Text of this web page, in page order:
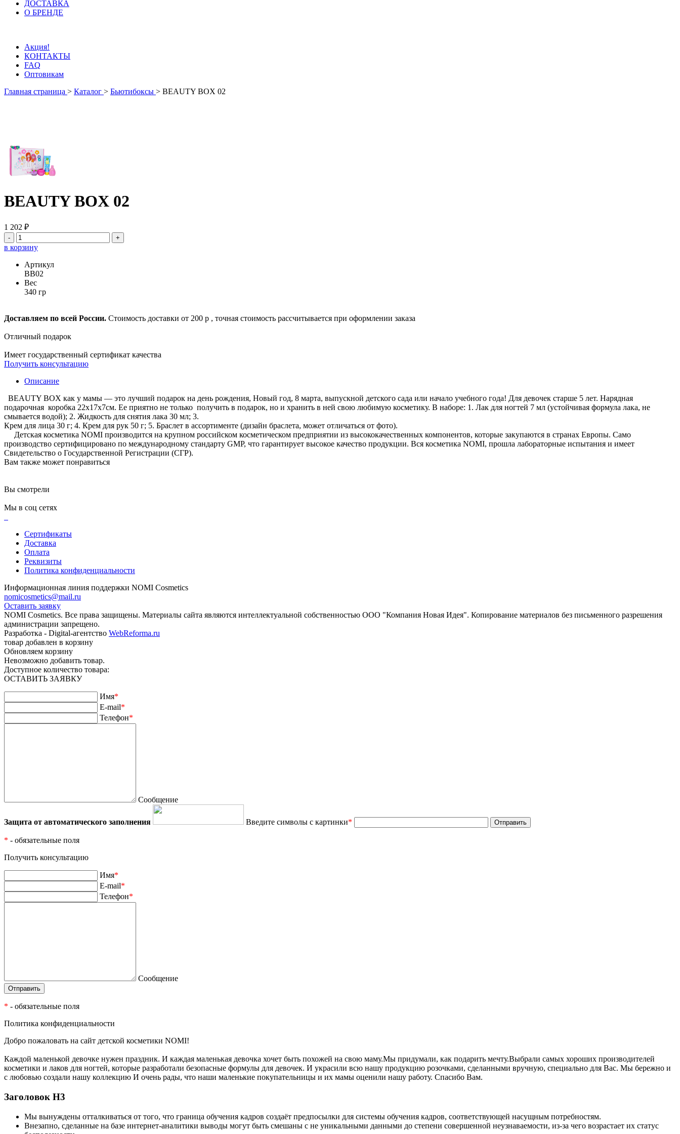
ДОСТАВКА
О БРЕНДЕ
Акция!
КОНТАКТЫ
FAQ
Оптовикам
Главная страница > Каталог > Бьютибоксы > BEAUTY BOX 02
BEAUTY BOX 02
1 202 ₽
- +
в корзину
Артикул
BB02
Вес
340 гр
Доставляем по всей России. Стоимость доставки от 200 р , точная стоимость рассчитывается при оформлении заказа
Отличный подарок
Имеет государственный сертификат качества
Получить консультацию
Описание
BEAUTY BOX как у мамы — это лучший подарок на день рождения, Новый год, 8 марта, выпускной детского сада или начало учебного года! Для девочек старше 5 лет. Нарядная
подарочная коробка 22х17х7см. Ее приятно не только получить в подарок, но и хранить в ней свою любимую косметику. В наборе: 1. Лак для ногтей 7 мл (устойчивая формула лака, не
смывается водой); 2. Жидкость для снятия лака 30 мл; 3.
Крем для лица 30 г; 4. Крем для рук 50 г; 5. Браслет в ассортименте (дизайн браслета, может отличаться от фото).
Детская косметика NOMI производится на крупном российском косметическом предприятии из высококачественных компонентов, которые закупаются в странах Европы. Само
производство сертифицировано по международному стандарту GMP, что гарантирует высокое качество продукции. Вся косметика NOMI, прошла лабораторные испытания и имеет
Свидетельство о Государственной Регистрации (СГР).
Вам также может понравиться
Вы смотрели
Мы в соц сетях
Сертификаты
Доставка
Оплата
Реквизиты
Политика конфиденциальности
Информационная линия поддержки NOMI Сosmetics
nomicosmetics@mail.ru
Оставить заявку
NOMI Сosmetics. Все права защищены. Материалы сайта являются интеллектуальной собственностью ООО "Компания Новая Идея". Копирование материалов без письменного разрешения
администрации запрещено.
Разработка - Digital-агентство WebReforma.ru
товар добавлен в корзину
Обновляем корзину
Невозможно добавить товар.
Доступное количество товара:
ОСТАВИТЬ ЗАЯВКУ
Имя*
E-mail*
Телефон*
Сообщение
Защита от автоматического заполнения Введите символы с картинки*
* - обязательные поля
Получить консультацию
Имя*
E-mail*
Телефон*
Сообщение
* - обязательные поля
Политика конфиденциальности
Добро пожаловать на сайт детской косметики NOMI!
Каждой маленькой девочке нужен праздник. И каждая маленькая девочка хочет быть похожей на свою маму.Мы придумали, как подарить мечту.Выбрали самых хороших производителей
косметики и лаков для ногтей, которые разработали безопасные формулы для девочек. И украсили всю нашу продукцию розочками, сделанными вручную, специально для Вас. Мы бережно и
с любовью создали нашу коллекцию И очень рады, что наши маленькие покупательницы и их мамы оценили нашу работу. Спасибо Вам.
Заголовок Н3
Мы вынуждены отталкиваться от того, что граница обучения кадров создаёт предпосылки для системы обучения кадров, соответствующей насущным потребностям.
Внезапно, сделанные на базе интернет-аналитики выводы могут быть смешаны с не уникальными данными до степени совершенной неузнаваемости, из-за чего возрастает их статус